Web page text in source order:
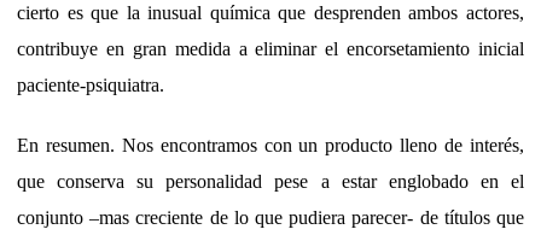
cierto es que la inusual química que desprenden ambos actores,
contribuye en gran medida a eliminar el encorsetamiento inicial
paciente-psiquiatra.
En resumen. Nos encontramos con un producto lleno de interés,
que conserva su personalidad pese a estar englobado en el
conjunto –mas creciente de lo que pudiera parecer- de títulos que